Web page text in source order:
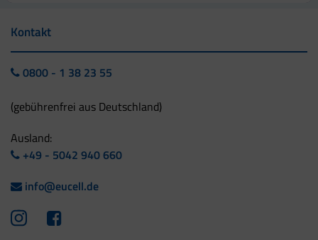
Kontakt
0800 - 1 38 23 55
(gebührenfrei aus Deutschland)
Ausland:
+49 - 5042 940 660
info@eucell.de